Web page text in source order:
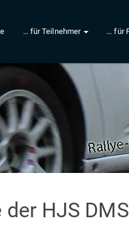
… für Teilnehmer … für
HJS